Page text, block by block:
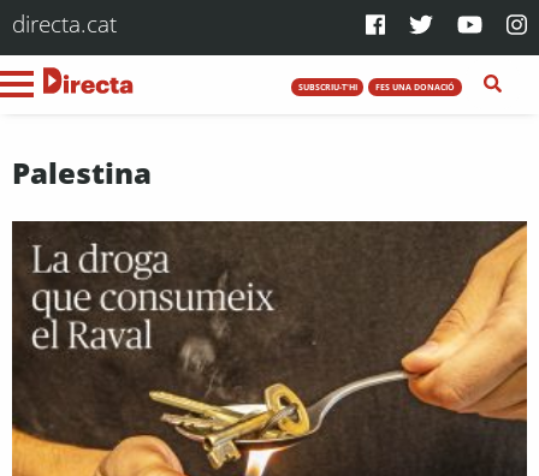
directa.cat
SUBSCRIU-T'HI FES UNA DONACIÓ
Palestina